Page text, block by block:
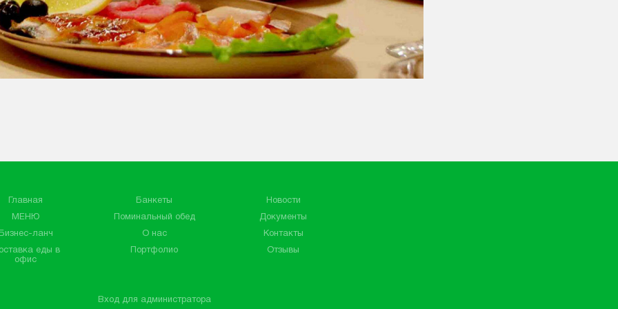
Главная
МЕНЮ
ланч
еды в
офис
Банкеты
Поминальный обед
О нас
Портфолио
Новости
Документы
Контакты
Отзывы
Вход для администратора